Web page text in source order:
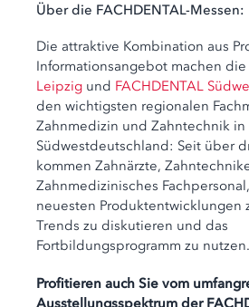
Über die FACHDENTAL-Messen:
Die attraktive Kombination aus
Informationsangebot machen die
Leipzig und FACHDENTAL
den wichtigsten regionalen
Zahnmedizin und Zahntechnik
Südwestdeutschland: Seit über
kommen Zahnärzte,
Zahnmedizinisches
neuesten Produktentwicklungen
Trends zu diskutieren und das
Fortbildungsprogramm zu nutzen.
Profitieren auch Sie vom
Ausstellungsspektrum der